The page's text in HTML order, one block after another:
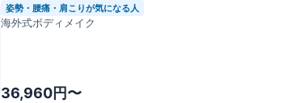
姿勢・腰痛・肩こりが気になる人
海外式ボディメイク
36,960円〜